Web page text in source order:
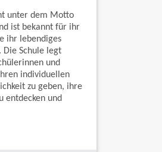
unter dem Motto
ist bekannt für ihr
ihr lebendiges
Die Schule legt
und
individuellen
zu geben, ihre
entdecken und